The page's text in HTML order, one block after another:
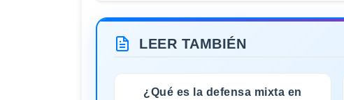
LEER TAMBIÉN
¿Qué es la defensa mixta en